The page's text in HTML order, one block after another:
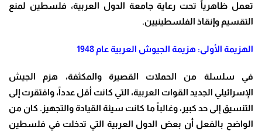
تعمل ظاهرياً تحت رعاية جامعة الدول العربية، فلسطين لمنع
التقسيم وإنقاذ الفلسطينيين.
الهزيمة الأولى: هزيمة الجيوش العربية عام 1948
في سلسلة من الحملات القصيرة والمكثفة، هزم الجيش
الإسرائيلي الجديد القوات العربية، التي كانت أقل عدداً، وافتقرت إلى
التنسيق إلى حد كبير، وغالباً ما كانت سيئة القيادة والتجهيز. كان من
الواضح بالفعل أن بعض الدول العربية التي تدخلت في فلسطين